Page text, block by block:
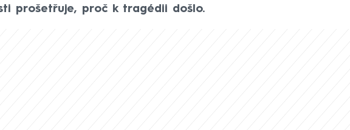
prošetřuje, proč k tragédii došlo.